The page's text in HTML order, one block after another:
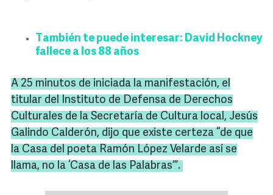
También te puede interesar: David Hockney
fallece a los 88 años
A 25 minutos de iniciada la manifestación, el
titular del Instituto de Defensa de Derechos
Culturales de la Secretaría de Cultura local, Jesús
Galindo Calderón, dijo que existe certeza “de que
la Casa del poeta Ramón López Velarde así se
llama, no la ‘Casa de las Palabras’”.